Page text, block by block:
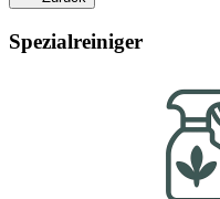
Spezialreiniger